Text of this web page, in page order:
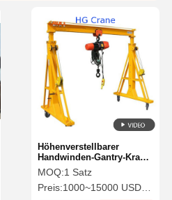
Höhenverstellbarer
Handwinden-Gantry-Kran
mit 0,5 bis 5 Tonnen
Kapazität und
Fernbedienung
MOQ:1 Satz
Preis:1000~15000 USD/SET